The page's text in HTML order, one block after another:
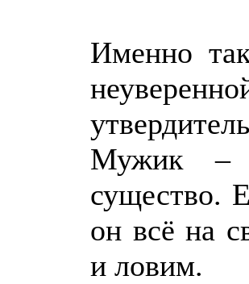
Именно
Мужик –
существо.
он всё на
и ловим.